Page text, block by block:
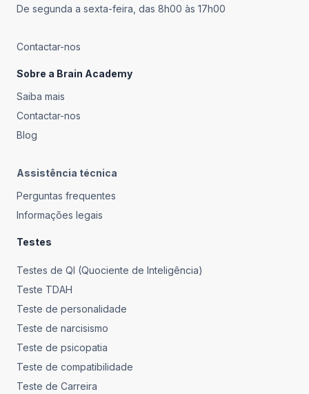
intelectual de uma pessoa em relação à população em
De segunda a sexta-feira, das 8h00 às 17h00
Contactar-nos
Sobre a Brain Academy
Saiba mais
Contactar-nos
Blog
Assistência técnica
Perguntas frequentes
Informações legais
Testes
Testes de QI (Quociente de Inteligência)
Teste TDAH
Teste de personalidade
Teste de narcisismo
Teste de psicopatia
Teste de compatibilidade
Teste de Carreira